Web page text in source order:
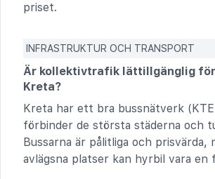
priset.
INFRASTRUKTUR OCH TRANSPORT
Är kollektivtrafik lättillgänglig
Kreta?
Kreta har ett bra bussnätverk
förbinder de största städerna och
Bussarna är pålitliga och prisvärda,
avlägsna platser kan hyrbil vara en